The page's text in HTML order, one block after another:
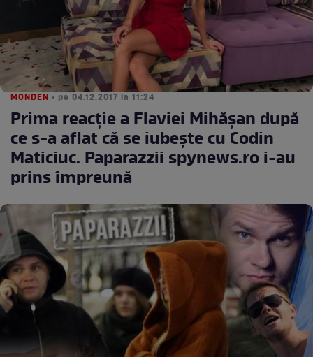
MONDEN • pe 04.12.2017 la 11:24
Prima reacţie a Flaviei Mihăşan după
ce s-a aflat că se iubeşte cu Codin
Maticiuc. Paparazzii spynews.ro i-au
prins împreună